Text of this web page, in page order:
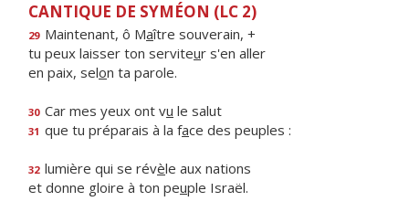
CANTIQUE DE SYMÉON (LC 2)
29 Maintenant, ô Maître souverain, +
tu peux laisser ton serviteur s'en aller
en paix, selon ta parole.
30 Car mes yeux ont vu le salut
31 que tu préparais à la face des peuples :
32 lumière qui se révèle aux nations
et donne gloire à ton peuple Israël.